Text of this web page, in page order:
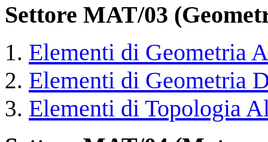
Settore MAT/03
Elementi di Geometria
Elementi di Geometria
Elementi di Topologia